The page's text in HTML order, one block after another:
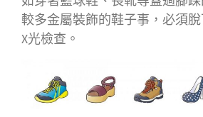
較多金屬裝飾的鞋子事，必須
X光檢查。